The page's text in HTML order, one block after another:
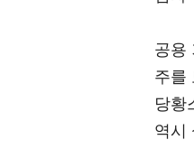
공용
주를
당황
역시